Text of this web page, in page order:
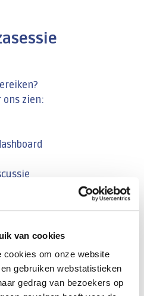
van cookies
cookies om onze website
gebruiken webstatistieken
gedrag van bezoekers op
ons zien:
2025